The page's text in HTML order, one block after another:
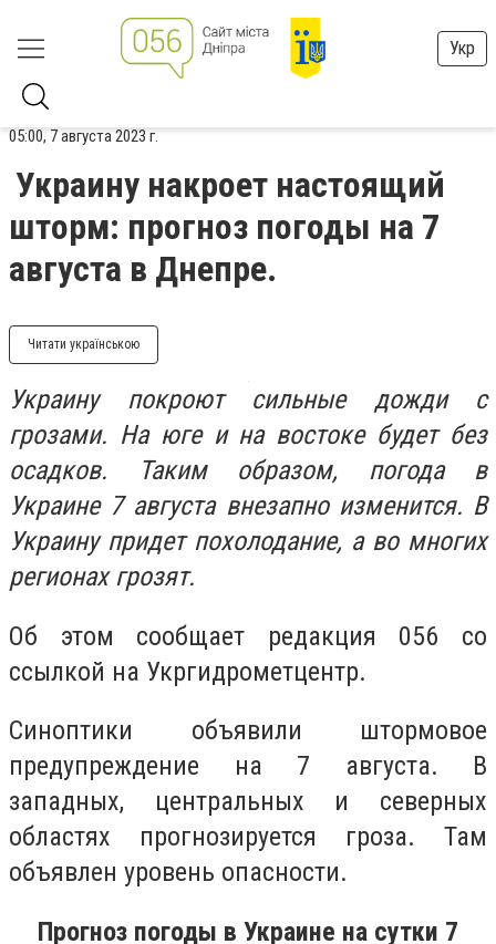
Укр
05:00, 7 августа 2023 г.
Украину накроет настоящий
шторм: прогноз погоды на 7
августа в Днепре.
Читати українською
Украину покроют сильные дожди с
грозами. На юге и на востоке будет без
осадков. Таким образом, погода в
Украине 7 августа внезапно изменится. В
Украину придет похолодание, а во многих
регионах грозят.
Об этом сообщает редакция 056 со
ссылкой на Укргидрометцентр.
Синоптики объявили штормовое
предупреждение на 7 августа. В
западных, центральных и северных
областях прогнозируется гроза. Там
объявлен уровень опасности.
Прогноз погоды в Украине на сутки 7